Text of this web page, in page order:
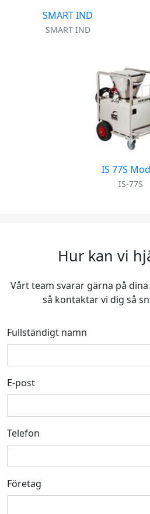
SMART IND
SMART IND
IS 77S
IS-77S
Hur kan vi
Vårt team svarar gärna på
så kontaktar vi dig så
Fullständigt namn
E-post
Telefon
Företag